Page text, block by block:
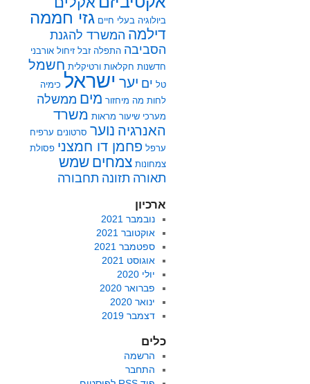
ביולוגיה בעלי חיים גזי חממה
דילמה המשרד להגנת
הסביבה התפלה זבל זיחול אורבני
חדשנות חקלאות ורטיקלית חשמל
טל ים יער ישראל כימיה
לחות מה מיחזור מים ממשלה
מערכי שיעור מראות משרד
האנרגיה נוער סרטונים ערפיח
ערפל פחמן דו חמצני פסולת
צמחונות צמחים שמש
תאורה תזונה תחבורה
ארכיון
נובמבר 2021
אוקטובר 2021
ספטמבר 2021
אוגוסט 2021
יולי 2020
פברואר 2020
ינואר 2020
דצמבר 2019
כלים
הרשמה
התחבר